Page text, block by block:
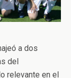
a dos
del
relevante en el